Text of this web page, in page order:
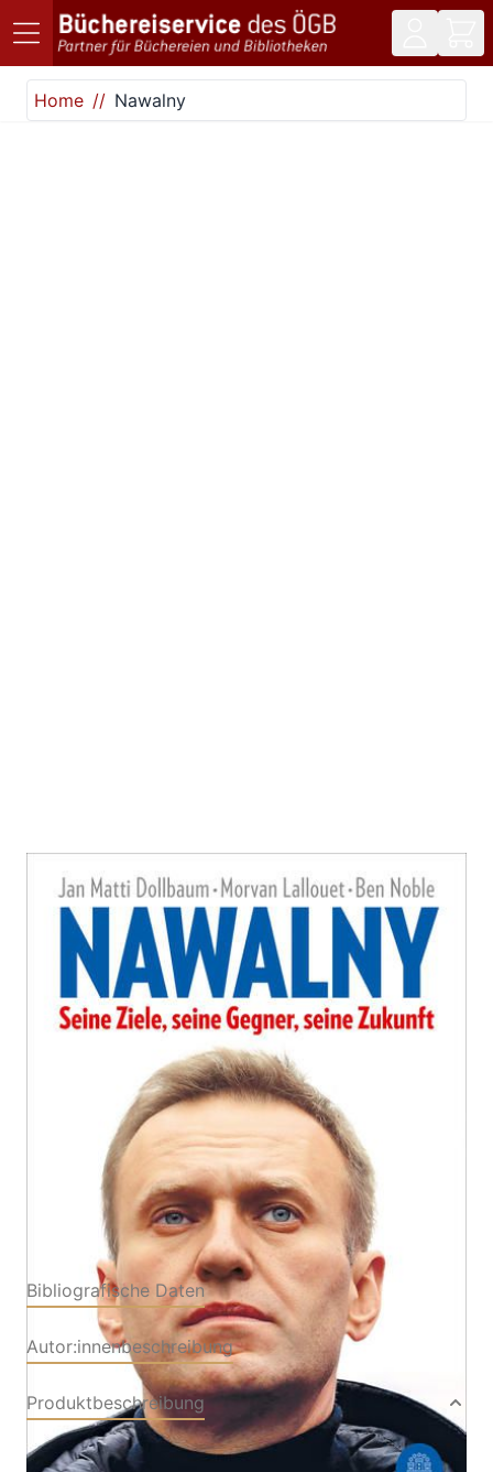
Direkt zum Inhalt
Home
Nawalny
Nawalny
Zur Wunschliste hinzufügen
VonJan Matti Dollbaum,Morvan Lallouet,Ben Noble
Verlag: Hoffmann und
03.09.2022
320 Seiten
Softcover
ISBN: 978-3-
45501441-9
Bibliografische Daten
Autor:innenbeschreibung
Produktbeschreibung
Alexej Nawalny war ein Phänomen. In der langen